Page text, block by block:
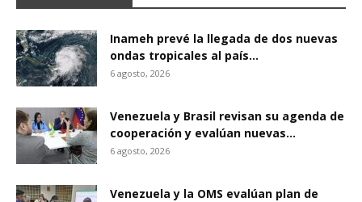
Inameh prevé la llegada de dos nuevas
ondas tropicales al país...
6 agosto, 2026
Venezuela y Brasil revisan su agenda de
cooperación y evalúan nuevas...
6 agosto, 2026
Venezuela y la OMS evalúan plan de